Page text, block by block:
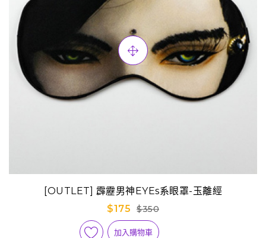
[OUTLET] 霹靂男神EYEs系眼罩-玉離經
$175
$350
加入購物車